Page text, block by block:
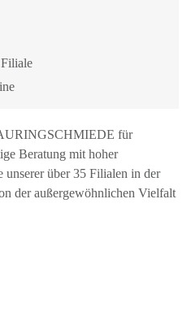
für
Beratung mit hoher
unserer über 35 Filialen in der
der außergewöhnlichen Vielfalt